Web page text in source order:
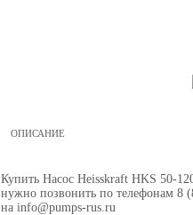
ОПИСАНИЕ
Купить Насос Heisskraft HKS 50-
нужно позвонить по телефонам 8
на info@pumps-rus.ru